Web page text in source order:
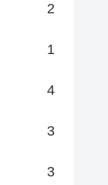
2
1
4
3
3